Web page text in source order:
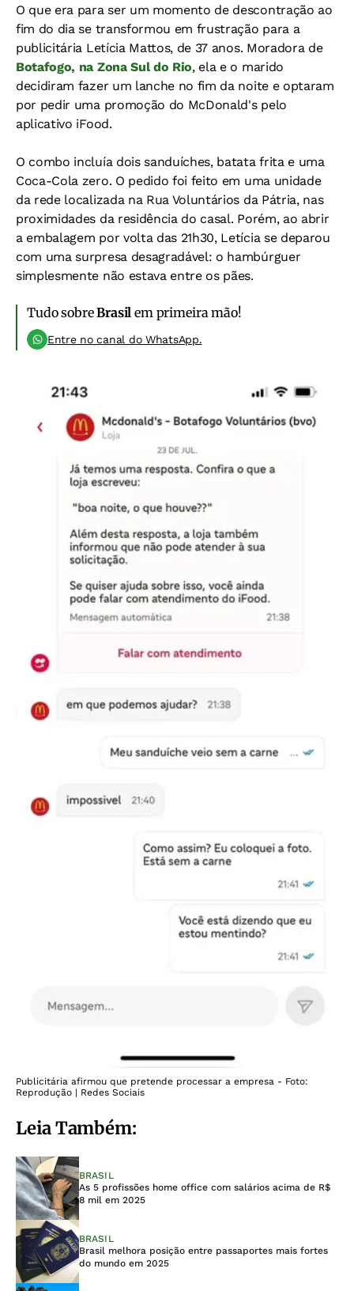
O que era para ser um momento de descontração ao
fim do dia se transformou em frustração para a
publicitária Letícia Mattos, de 37 anos. Moradora de
Botafogo, na Zona Sul do Rio, ela e o marido
decidiram fazer um lanche no fim da noite e optaram
por pedir uma promoção do McDonald's pelo
aplicativo iFood.
O combo incluía dois sanduíches, batata frita e uma
Coca-Cola zero. O pedido foi feito em uma unidade
da rede localizada na Rua Voluntários da Pátria, nas
proximidades da residência do casal. Porém, ao abrir
a embalagem por volta das 21h30, Letícia se deparou
com uma surpresa desagradável: o hambúrguer
simplesmente não estava entre os pães.
Tudo sobreBrasil em primeira mão!
Entre no canal do WhatsApp.
Publicitária afirmou que pretende processar a empresa - Foto:
Reprodução | Redes Sociais
Leia Também:
BRASIL
As 5 profissões home office com salários acima de R$
8 mil em 2025
BRASIL
Brasil melhora posição entre passaportes mais fortes
do mundo em 2025